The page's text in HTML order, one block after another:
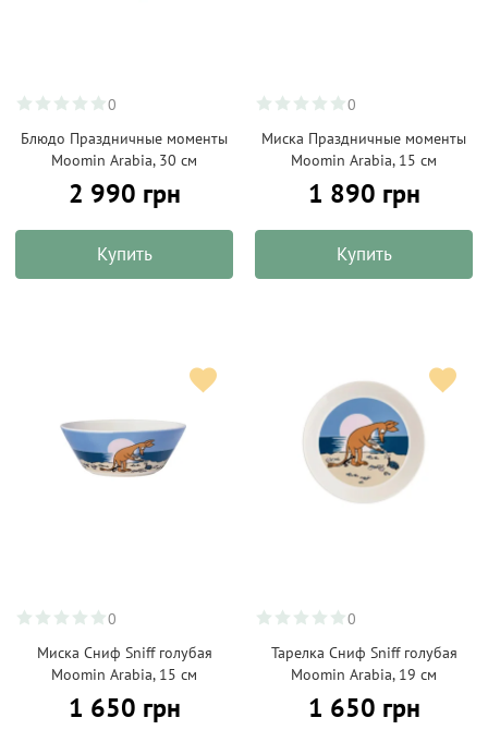
0
Блюдо Праздничные моменты
Moomin Arabia, 30 см
2 990 грн
Купить
0
Миска Праздничные моменты
Moomin Arabia, 15 см
1 890 грн
Купить
0
Миска Сниф Sniff голубая
Moomin Arabia, 15 см
1 650 грн
0
Тарелка Сниф Sniff голубая
Moomin Arabia, 19 см
1 650 грн